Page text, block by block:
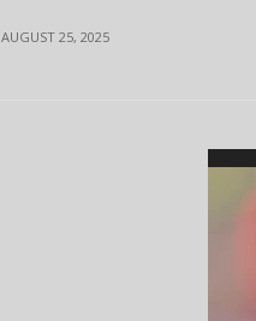
AUGUST 25, 2025
Video
Player